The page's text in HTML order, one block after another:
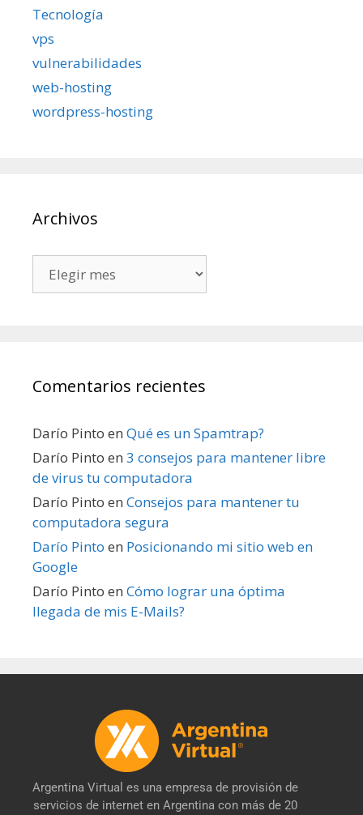
Tecnología
vps
vulnerabilidades
web-hosting
wordpress-hosting
Archivos
Comentarios recientes
Darío Pinto en Qué es un Spamtrap?
Darío Pinto en 3 consejos para mantener libre
de virus tu computadora
Darío Pinto en Consejos para mantener tu
computadora segura
Darío Pinto en Posicionando mi sitio web en
Google
Darío Pinto en Cómo lograr una óptima
llegada de mis E-Mails?
Argentina Virtual es una empresa de provisión de
servicios de internet en Argentina con más de 20